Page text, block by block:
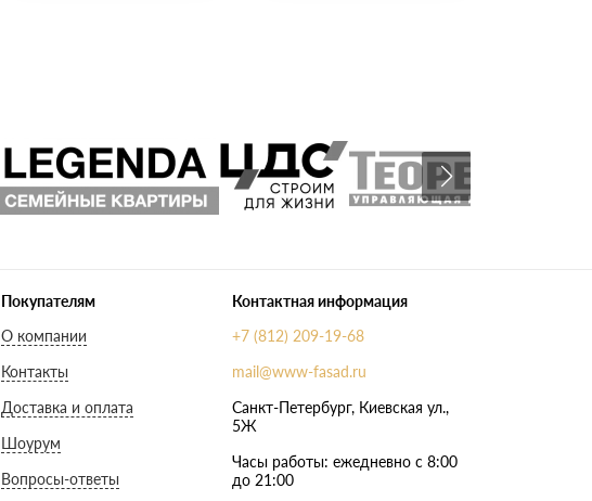
Покупателям
О компании
Контакты
Доставка и оплата
Шоурум
Вопросы-ответы
Контактная информация
+7 (812) 209-19-68
mail@www-fasad.ru
Санкт-Петербург, ​Киевская ул.,
5Ж
Часы работы: ежедневно с 8:00
до 21:00